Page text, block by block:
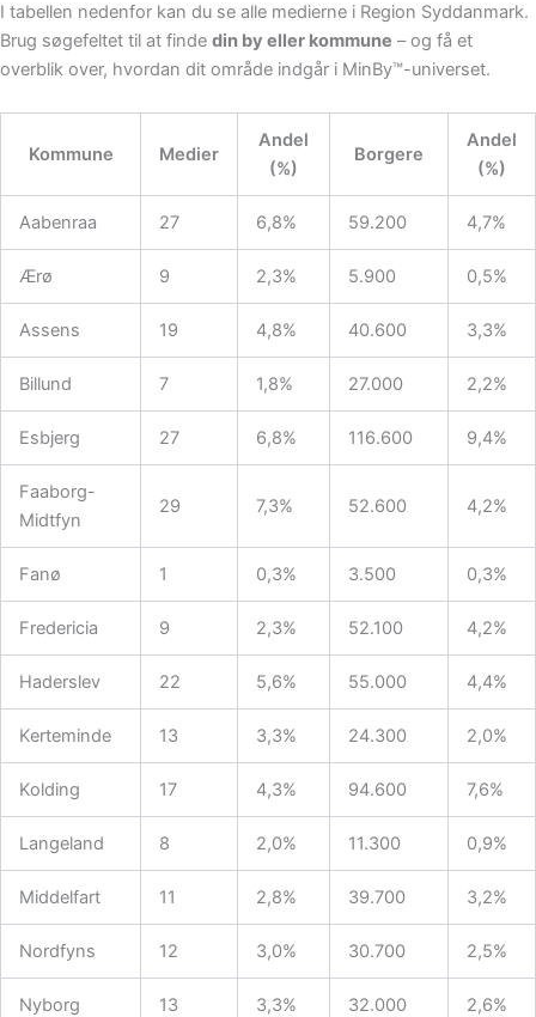
I tabellen nedenfor kan du se alle medierne i Region Syddanmark.
Brug søgefeltet til at finde din by eller kommune – og få et
overblik over, hvordan dit område indgår i MinBy™-universet.
Kommune Medier
Andel
(%)
Borgere
Andel
(%)
Aabenraa 27 6,8% 59.200 4,7%
Ærø 9 2,3% 5.900 0,5%
Assens 19 4,8% 40.600 3,3%
Billund 7 1,8% 27.000 2,2%
Esbjerg 27 6,8% 116.600 9,4%
Faaborg-
Midtfyn
29 7,3% 52.600 4,2%
Fanø 1 0,3% 3.500 0,3%
Fredericia 9 2,3% 52.100 4,2%
Haderslev 22 5,6% 55.000 4,4%
Kerteminde 13 3,3% 24.300 2,0%
Kolding 17 4,3% 94.600 7,6%
Langeland 8 2,0% 11.300 0,9%
Middelfart 11 2,8% 39.700 3,2%
Nordfyns 12 3,0% 30.700 2,5%
Nyborg 13 3,3% 32.000 2,6%